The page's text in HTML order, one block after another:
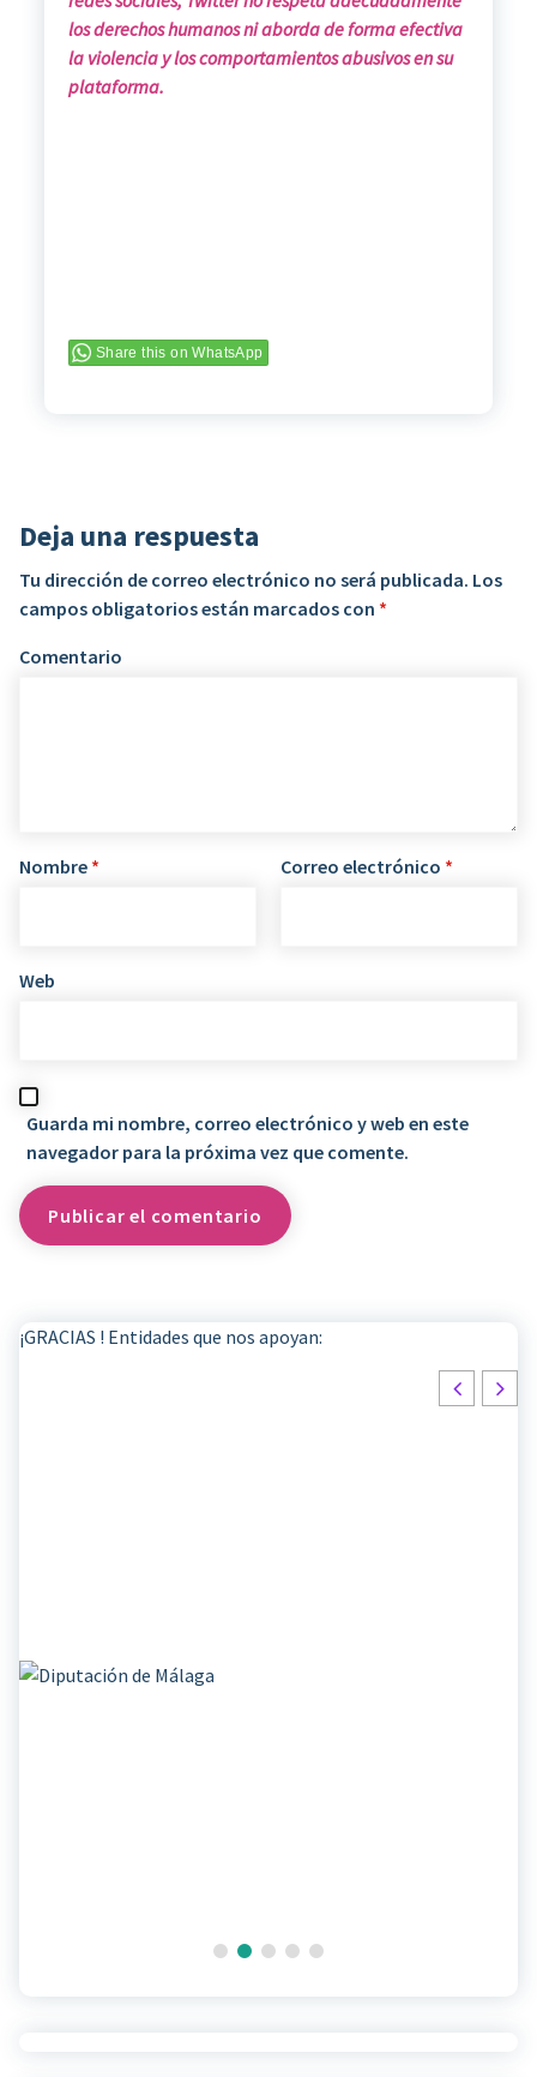
los derechos humanos ni aborda de forma efectiva
la violencia y los comportamientos abusivos en su
plataforma.
Share this on WhatsApp
Deja una respuesta
Tu dirección de correo electrónico no será publicada. Los
campos obligatorios están marcados con *
Comentario
Nombre * Correo electrónico *
Web
Guarda mi nombre, correo electrónico y web en este
navegador para la próxima vez que comente.
¡GRACIAS ! Entidades que nos apoyan: